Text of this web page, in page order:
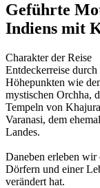
Geführte
Indiens mit
Charakter der Reise
Entdeckerreise
Höhepunkten wie
mystischen Orchha,
Tempeln von
Varanasi, dem
Landes.
Daneben erleben
Dörfern und einer
verändert hat.